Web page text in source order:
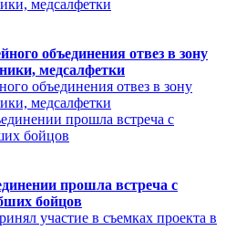
объединения отвез в зону
медсалфетки
объединения отвез в зону
медсалфетки
прошла встреча с
бойцов